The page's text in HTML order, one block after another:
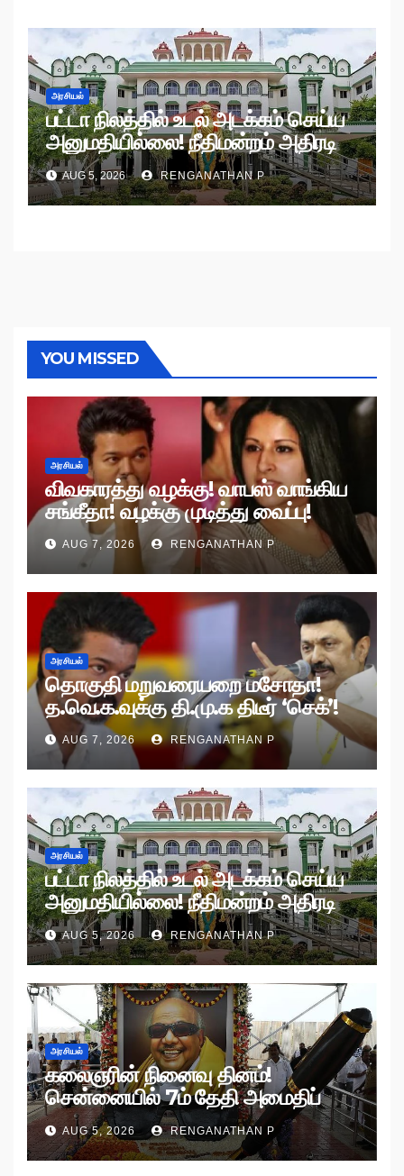
அரசியல்
பட்டா நிலத்தில் உடல் அடக்கம் செய்ய
அனுமதியில்லை! நீதிமன்றம் அதிரடி
உத்தரவு!
AUG 5, 2026 RENGANATHAN P
YOU MISSED
அரசியல்
விவகாரத்து வழக்கு! வாபஸ் வாங்கிய
சங்கீதா! வழக்கு முடித்து வைப்பு!
AUG 7, 2026 RENGANATHAN P
அரசியல்
தொகுதி மறுவரையறை மசோதா!
த.வெ.க.வுக்கு தி.மு.க திடீர் ‘செக்’!
AUG 7, 2026 RENGANATHAN P
அரசியல்
பட்டா நிலத்தில் உடல் அடக்கம் செய்ய
அனுமதியில்லை! நீதிமன்றம் அதிரடி
உத்தரவு!
AUG 5, 2026 RENGANATHAN P
அரசியல்
கலைஞரின் நினைவு தினம்!
சென்னையில் 7ம் தேதி அமைதிப்
பேரணி!
AUG 5, 2026 RENGANATHAN P